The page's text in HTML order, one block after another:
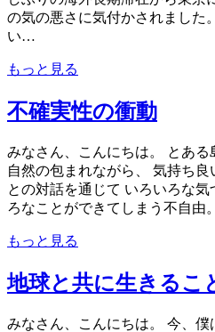
の気の悪さに気付かされました
い…
もっと見る
不確実性の衝動
みなさん、こんにちは。 とあ
自然の包まれながら、 気持ち
との対話を通じて いろいろな
ろなことができてしまう不自
もっと見る
地球と共に生きるこ
みなさん、こんにちは。 今、